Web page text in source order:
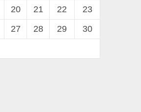
20 21 22
23
27 28 29
30